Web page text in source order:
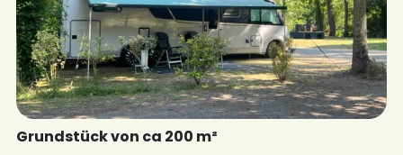
Grundstück von ca 200 m²